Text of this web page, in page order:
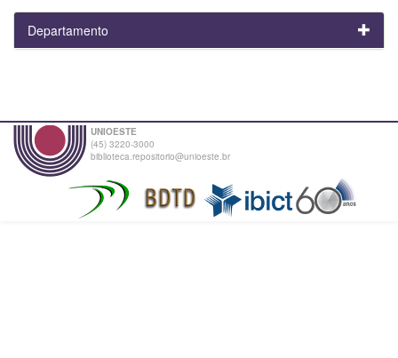
Departamento
UNIOESTE
(45) 3220-3000
biblioteca.repositorio@unioeste.br